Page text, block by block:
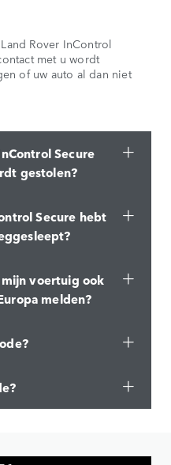
Rover InControl
met u wordt
of uw auto al dan niet
Secure
gestolen?
Secure hebt
voertuig ook
melden?